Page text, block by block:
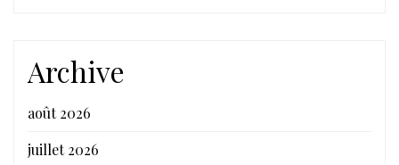
Archive
août 2026
juillet 2026